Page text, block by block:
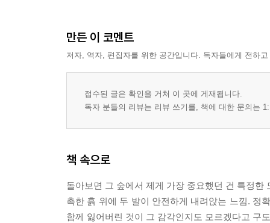
만든 이 코멘트
저자, 역자, 편집자를 위한 공간입니다. 독자들에게 전하
접수된 글은 확인을 거쳐 이 곳에 게재됩니다.
독자 분들의 리뷰는 리뷰 쓰기를, 책에 대한 문의는
책 속으로
돌아보면 그 숲에서 제게 가장 중요했던 건 특정
촉한 흙 위에 두 발이 안전하게 내려앉는 느낌. 정
함께 잃어버린 것이 그 감각인지도 모르겠다고 구